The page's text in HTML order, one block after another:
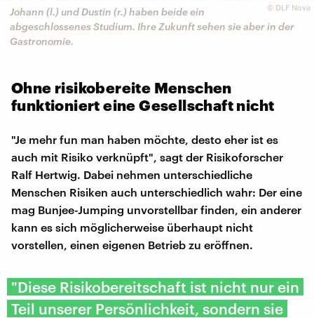
© DLF Nova
Johann (l.) und Dustin (r.) haben beide ein
abgeschlossenes Studium. Ihre Zukunft sehen sie aber in der
Gastronomie.
Ohne risikobereite Menschen
funktioniert eine Gesellschaft nicht
"Je mehr fun man haben möchte, desto eher ist es
auch mit Risiko verknüpft", sagt der Risikoforscher
Ralf Hertwig. Dabei nehmen unterschiedliche
Menschen Risiken auch unterschiedlich wahr: Der eine
mag Bunjee-Jumping unvorstellbar finden, ein anderer
kann es sich möglicherweise überhaupt nicht
vorstellen, einen eigenen Betrieb zu eröffnen.
"Diese Risikobereitschaft ist nicht nur ein
Teil unserer Persönlichkeit, sondern sie